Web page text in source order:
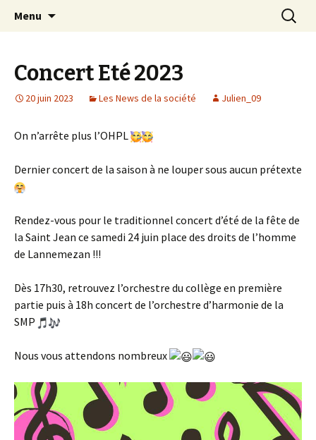
Société Musicale du
Lannemezan
Menu
Concert Eté 2023
20 juin 2023 Les News de la société Julien_09
On n’arrête plus l’OHPL
Dernier concert de la saison à ne louper sous aucun prétexte
Rendez-vous pour le traditionnel concert d’été de la fête de
la Saint Jean ce samedi 24 juin place des droits de l’homme
de Lannemezan !!!
Dès 17h30, retrouvez l’orchestre du collège en première
partie puis à 18h concert de l’orchestre d’harmonie de la
SMP
Nous vous attendons nombreux